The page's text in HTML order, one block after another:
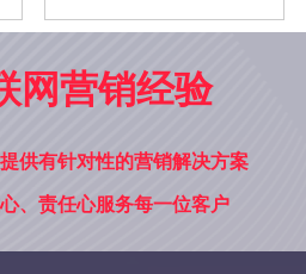
网营销经验
供有针对性的营销解决方案
、责任心服务每一位客户